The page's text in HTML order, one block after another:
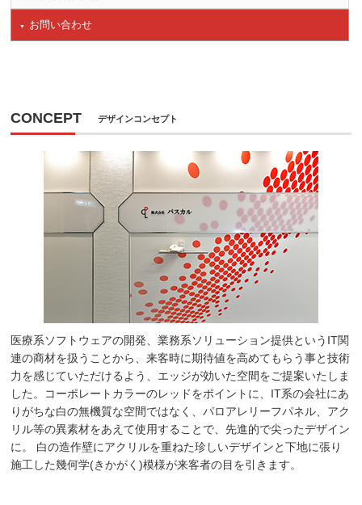
お問い合わせ
CONCEPT デザインコンセプト
医療系ソフトウェアの開発、業務系ソリューション提供というIT関
連の商材を扱うことから、来客時に期待値を高めてもらう事と技術
力を感じていただけるよう、エッジが効いた空間をご提案いたしま
した。コーポレートカラーのレッドをポイントに、IT系の会社にあ
りがちな白の無機質な空間ではなく、パロアレリーフパネル、アク
リル等の異素材をあえて使用することで、先進的で尖ったデザイン
に。 白の造作壁にアクリルを重ねた珍しいデザインと下地に張り
施工した幾何学(きかがく)模様が来客者の目を引きます。